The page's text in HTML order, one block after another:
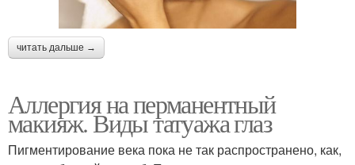
читать дальше →
Аллергия на перманентный
макияж. Виды татуажа глаз
Пигментирование века пока не так распространено, как,